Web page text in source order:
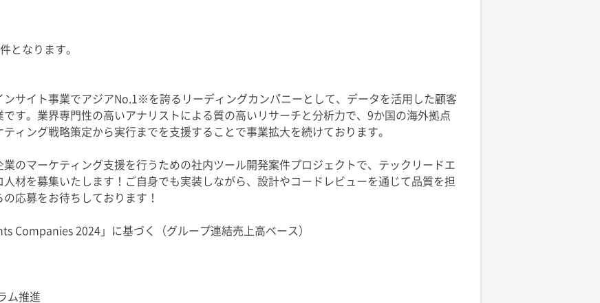
となります。
サイト事業でアジアNo.1※を誇るリーディングカンパニーとして、データを活用した顧客
す。業界専門性の高いアナリストによる質の高いリサーチと分析力で、9か国の海外拠点
ィング戦略策定から実行までを支援することで事業拡大を続けております。
のマーケティング支援を行うための社内ツール開発案件プロジェクトで、テックリードエ
材を募集いたします！ご自身でも実装しながら、設計やコードレビューを通じて品質を担
応募をお待ちしております！
Companies 2024」に基づく（グループ連結売上高ベース）
ム推進